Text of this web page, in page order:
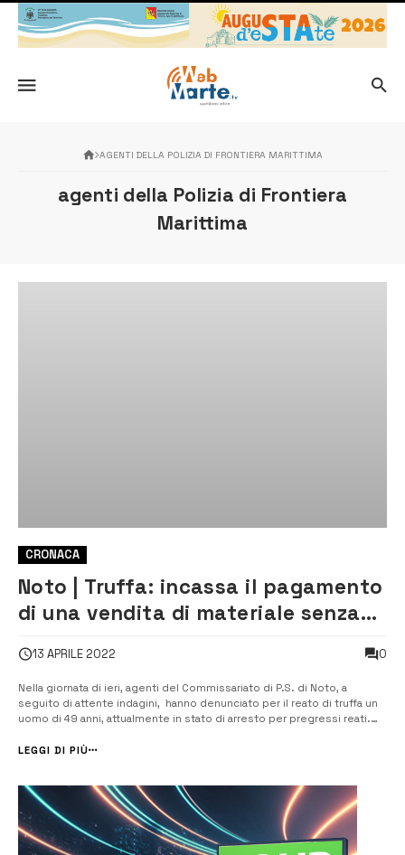
AGENTI DELLA POLIZIA DI FRONTIERA MARITTIMA
agenti della Polizia di Frontiera
Marittima
CRONACA
Noto | Truffa: incassa il pagamento
di una vendita di materiale senza
13 APRILE 2022 0
Nella giornata di ieri, agenti del Commissariato di P.S. di Noto, a
seguito di attente indagini, hanno denunciato per il reato di truffa un
uomo di 49 anni, attualmente in stato di arresto per pregressi reati.
polistirolo da coibentazione per l’isolamento delle pareti estern...
LEGGI DI PIÙ